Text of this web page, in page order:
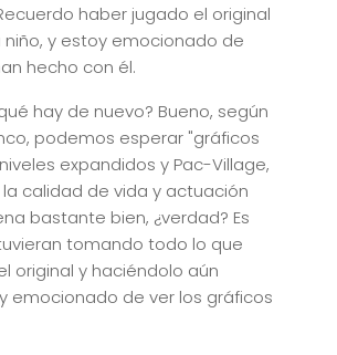
haber jugado el original
y estoy emocionado de
hecho con él.
hay de nuevo? Bueno, según
podemos esperar "gráficos
expandidos y Pac-Village,
calidad de vida y actuación
bastante bien, ¿verdad? Es
tomando todo lo que
original y haciéndolo aún
emocionado de ver los gráficos